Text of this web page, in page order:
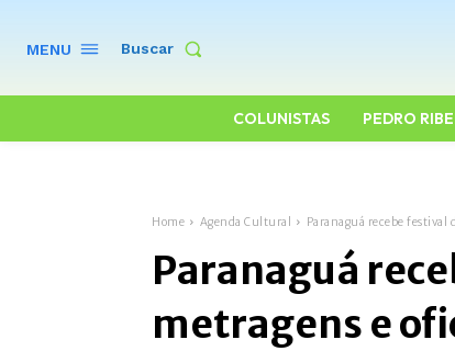
MENU Buscar
COLUNISTAS PEDRO
Home Agenda Cultural Paranaguá recebe
Paranaguá
metragens e